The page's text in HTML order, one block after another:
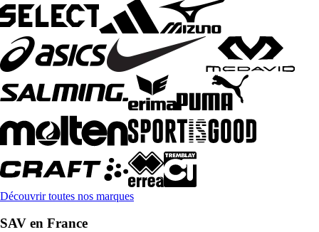
Découvrir toutes nos marques
SAV en France